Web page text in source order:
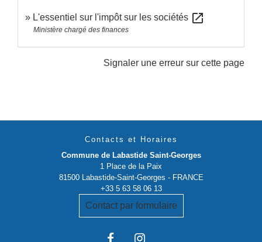
L'essentiel sur l'impôt sur les sociétés open_in_new
Ministère chargé des finances
Signaler une erreur sur cette page
Contacts et Horaires
Commune de Labastide Saint-Georges
1 Place de la Paix
81500 Labastide-Saint-Georges - FRANCE
+33 5 63 58 06 13
Contact par formulaire